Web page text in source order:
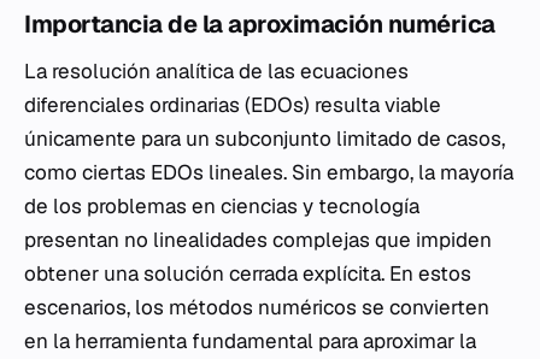
Importancia de la aproximación numérica
La resolución analítica de las ecuaciones
diferenciales ordinarias (EDOs) resulta viable
únicamente para un subconjunto limitado de casos,
como ciertas EDOs lineales. Sin embargo, la mayoría
de los problemas en ciencias y tecnología
presentan no linealidades complejas que impiden
obtener una solución cerrada explícita. En estos
escenarios, los métodos numéricos se convierten
en la herramienta fundamental para aproximar la